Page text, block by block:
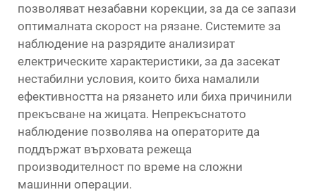
позволяват незабавни корекции, за да се запази
оптималната скорост на рязане. Системите за
наблюдение на разрядите анализират
електрическите характеристики, за да засекат
нестабилни условия, които биха намалили
ефективността на рязането или биха причинили
прекъсване на жицата. Непрекъснатото
наблюдение позволява на операторите да
поддържат върховата режеща
производителност по време на сложни
машинни операции.